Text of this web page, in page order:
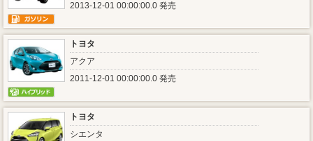
2013-12-01 00:00:00.0 発売
トヨタ
アクア
2011-12-01 00:00:00.0 発売
トヨタ
シエンタ